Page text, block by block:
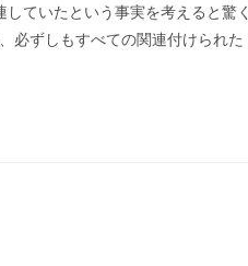
ていたという事実を考えると驚く
必ずしもすべての関連付けられた